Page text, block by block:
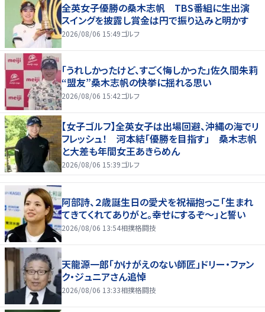
全英女子優勝の桑木志帆 TBS番組に生出演
スイングを披露し賞金は円で振り込みと明かす
2026/08/06 15:49ゴルフ
「うれしかったけど、すごく悔しかった」佐久間朱莉
“盟友”桑木志帆の快挙に揺れる思い
2026/08/06 15:42ゴルフ
【女子ゴルフ】全英女子は出場回避、沖縄の海でリ
フレッシュ！ 河本結「優勝を目指す」 桑木志帆
と大差も年間女王あきらめん
2026/08/06 15:39ゴルフ
阿部詩、２歳誕生日の愛犬を祝福抱っこ「生まれ
てきてくれてありがと。幸せにするぞ～」と誓い
2026/08/06 13:54相撲格闘技
天龍源一郎「かけがえのない師匠」ドリー・ファン
ク・ジュニアさん追悼
2026/08/06 13:33相撲格闘技